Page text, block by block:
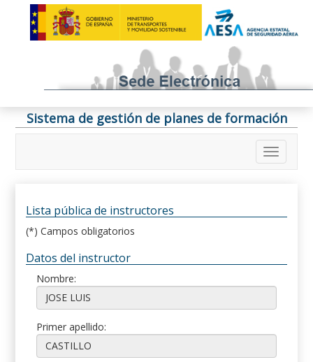
Sistema de gestión de planes de formación
Lista pública de instructores
(*) Campos obligatorios
Datos del instructor
Nombre:
Primer apellido: